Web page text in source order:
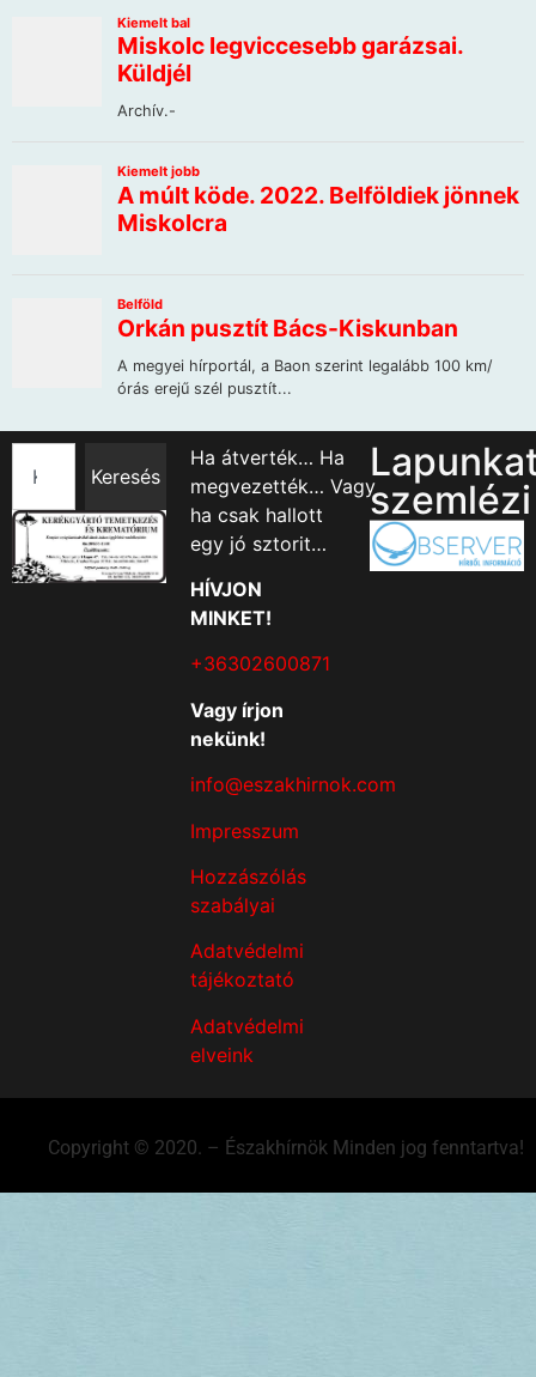
Keresés
Ha átverték… Ha
megvezették… Vagy
ha csak hallott
egy jó sztorit…
HÍVJON
MINKET!
+36302600871
Vagy írjon
nekünk!
info@eszakhirnok.com
Impresszum
Hozzászólás
szabályai
Adatvédelmi
tájékoztató
Adatvédelmi
elveink
szemlézi
Copyright © 2020. – Északhírnök Minden jog fenntartva!